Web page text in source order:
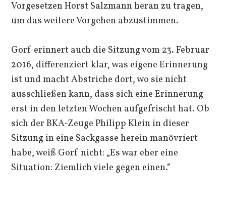
Vorgesetzen Horst Salzmann heran zu tragen,
um das weitere Vorgehen abzustimmen.
Gorf erinnert auch die Sitzung vom 23. Februar
2016, differenziert klar, was eigene Erinnerung
ist und macht Abstriche dort, wo sie nicht
ausschließen kann, dass sich eine Erinnerung
erst in den letzten Wochen aufgefrischt hat. Ob
sich der BKA-Zeuge Philipp Klein in dieser
Sitzung in eine Sackgasse herein manövriert
habe, weiß Gorf nicht: „Es war eher eine
Situation: Ziemlich viele gegen einen.“